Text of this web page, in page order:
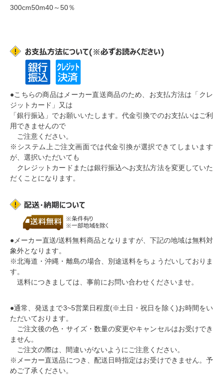
300cm50m40～50％
●こちらの商品はメーカー直送商品のため、お支払方法は 「クレ
ジットカード」又は
「銀行振込」 でお願いいたします。代金引換でのお支払いはご利
用できませんので
ご注意ください。
※システム上ご注文画面では代金引換が選択できてしまいます
が、選択いただいても
クレジットカードまたは銀行振込へお支払方法を変更していた
だくことになります。
●メーカー直送/送料無料商品となりますが、下記の地域は無料対
象外となります。
※北海道・沖縄・離島の場合、別途送料をちょうだいしておりま
す。
送料につきましては、事前にお問い合わせくださいませ。
●通常、発送まで3~5営業日程度(※土日・祝日を除く)お時間をい
ただいております。
ご注文後の色・サイズ・数量の変更やキャンセルはお受けでき
ません。
ご注文の際は、間違いがないようにご注意ください。
※メーカー直送品につき、 配送日時指定はお受けできません。予
めご了承ください。